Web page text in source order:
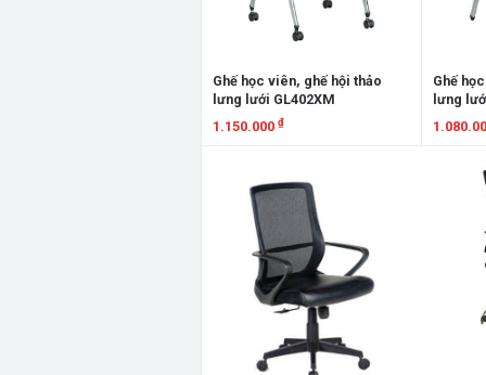
Ghế học viên, ghế hội thảo
lưng lưới GL402XM
1.150.000 ₫
Ghế
lưng